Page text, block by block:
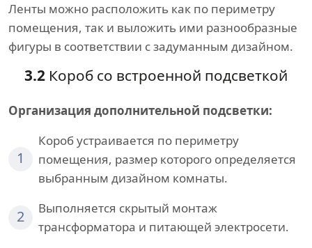
Ленты можно расположить как по периметру
помещения, так и выложить ими разнообразные
фигуры в соответствии с задуманным дизайном.
3.2 Короб со встроенной подсветкой
Организация дополнительной подсветки:
1
Короб устраивается по периметру
помещения, размер которого определяется
выбранным дизайном комнаты.
2
Выполняется скрытый монтаж
трансформатора и питающей электросети.